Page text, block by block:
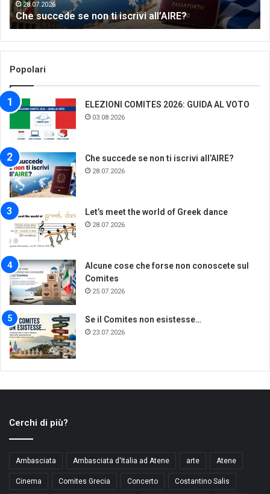
28.07.2026
Che succede se non ti iscrivi all’AIRE?
Popolari
ELEZIONI COMITES 2026: GUIDA AL VOTO
03.08.2026
Che succede se non ti iscrivi all’AIRE?
28.07.2026
Let’s meet the world of Greek dance
28.07.2026
Alcune cose che forse non conoscete sul
Comites
25.07.2026
Se il Comites non esistesse…
23.07.2026
Cerchi di più?
Ambasciata Ambasciata d'Italia ad Atene arte Atene
Cinema Comites Grecia Concerto Costantino Salis